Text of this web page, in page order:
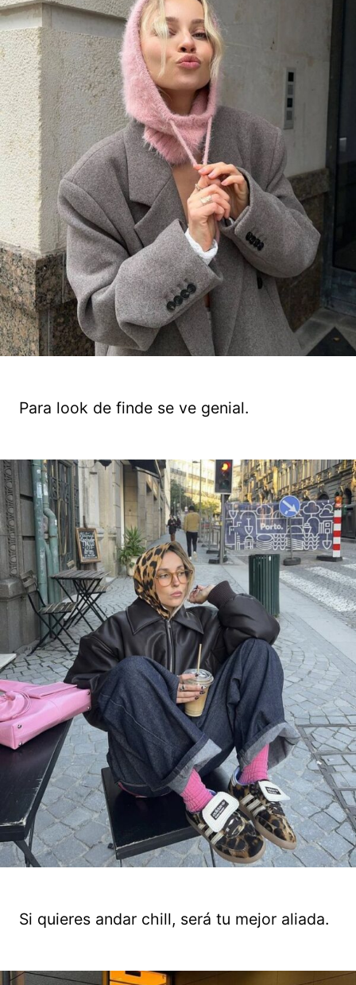
Para look de finde se ve genial.
Si quieres andar chill, será tu mejor aliada.